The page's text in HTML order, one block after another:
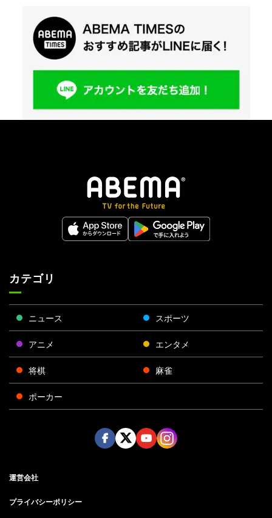
カテゴリ
ニュース スポーツ
アニメ エンタメ
将棋 麻雀
ポーカー
運営会社
プライバシーポリシー